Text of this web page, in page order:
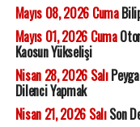
Mayıs 08, 2026 Cuma
Mayıs 01, 2026 Cuma
Kaosun Yükselişi
Nisan 28, 2026 Salı
Dilenci Yapmak
Nisan 21, 2026 SalıSon